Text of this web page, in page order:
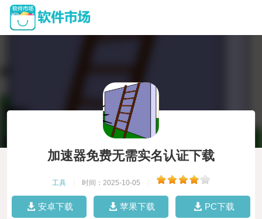
加速器免费无需实名认证下载
工具 时间：2025-10-05
安卓下载 苹果下载 PC下载